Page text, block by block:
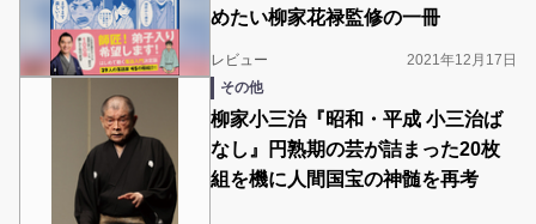
めたい柳家花禄監修の一冊
レビュー
2021年12月17日
その他
柳家小三治『昭和・平成 小三治ば
なし』円熟期の芸が詰まった20枚
組を機に人間国宝の神髄を再考